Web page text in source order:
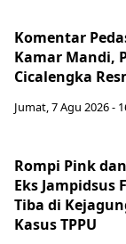
Komentar
Kamar Mandi,
Cicalengka
Jumat, 7 Agu 2026 -
Rompi Pink
Eks Jampidsus
Tiba di
Kasus TPPU